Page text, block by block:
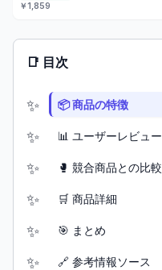
￥1,859
📑 目次
📦 商品の特徴
📊 ユーザーレビュー
🥊 競合商品との比較
🛒 商品詳細
🎯 まとめ
🔗 参考情報ソース